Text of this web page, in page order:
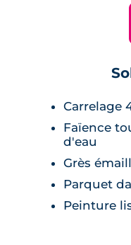
Carrelage
Faïence
d'eau
Grès
Parquet
Peinture